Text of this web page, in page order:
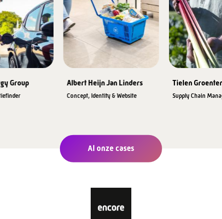
Group Albert Heijn Jan Linders
Concept, Identity & Website
Tielen
Supply Chain
Al onze cases